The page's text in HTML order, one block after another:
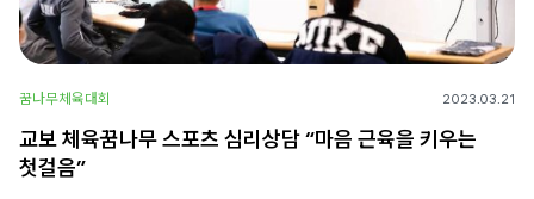
꿈나무체육대회 2023.03.21
교보 체육꿈나무 스포츠 심리상담 “마음 근육을 키우는
첫걸음”